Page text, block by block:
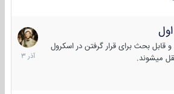
بحث برای قرار گرفتن در اسکرول
میشوند.
7
آذر
1403